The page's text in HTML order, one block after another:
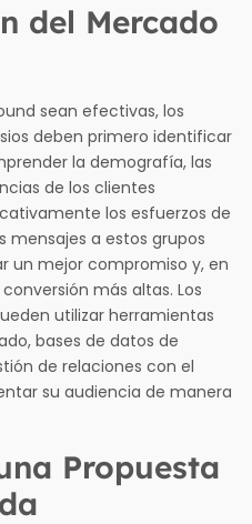
del Mercado
sean efectivas, los
deben primero identificar
la demografía, las
de los clientes
los esfuerzos de
mensajes a estos grupos
un mejor compromiso y, en
más altas. Los
utilizar herramientas
bases de datos de
de relaciones con el
su audiencia de manera
Propuesta